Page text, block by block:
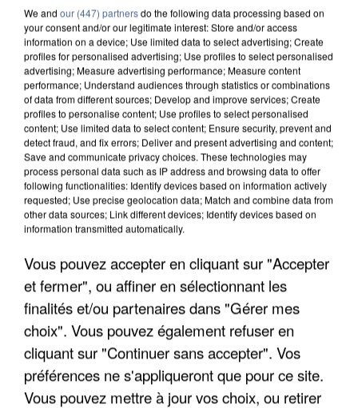
UN SECOND CADRE DE LA DZ MAFIA
INTERPELLÉ EN ALGÉRIE
We and our (447) partnersdo the following data processing based on
your consent and/or our legitimate interest: Store and/or access
information on a device; Use limited data to select advertising; Create
profiles for personalised advertising; Use profiles to select personalised
advertising; Measure advertising performance; Measure content
performance; Understand audiences through statistics or combinations
of data from different sources; Develop and improve services; Create
profiles to personalise content; Use profiles to select personalised
content; Use limited data to select content; Ensure security, prevent and
detect fraud, and fix errors; Deliver and present advertising and content;
Save and communicate privacy choices. These technologies may
process personal data such as IP address and browsing data to offer
following functionalities: Identify devices based on information actively
requested; Use precise geolocation data; Match and combine data from
other data sources; Link different devices; Identify devices based on
information transmitted automatically.
Vous pouvez accepter en cliquant sur "Accepter
et fermer", ou affiner en sélectionnant les
finalités et/ou partenaires dans "Gérer mes
choix". Vous pouvez également refuser en
cliquant sur "Continuer sans accepter". Vos
préférences ne s'appliqueront que pour ce site.
Vous pouvez mettre à jour vos choix, ou retirer